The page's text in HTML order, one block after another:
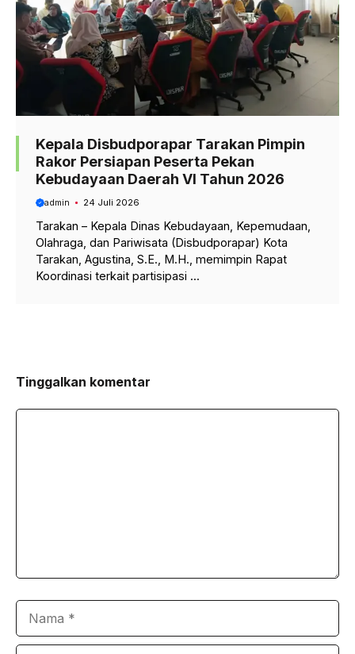
Kepala Disbudporapar Tarakan Pimpin
Rakor Persiapan Peserta Pekan
Kebudayaan Daerah VI Tahun 2026
admin 24 Juli 2026
Tarakan – Kepala Dinas Kebudayaan, Kepemudaan,
Olahraga, dan Pariwisata (Disbudporapar) Kota
Tarakan, Agustina, S.E., M.H., memimpin Rapat
Koordinasi terkait partisipasi ...
Tinggalkan komentar